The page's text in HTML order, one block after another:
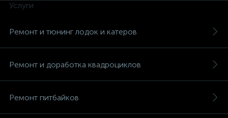
Услуги
Ремонт и тюнинг лодок и катеров
Ремонт и доработка квадроциклов
Ремонт питбайков